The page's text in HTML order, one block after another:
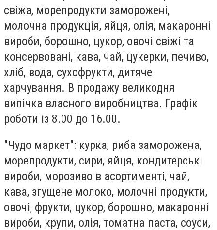
свіжа, морепродукти заморожені,
молочна продукція, яйця, олія, макаронні
вироби, борошно, цукор, овочі свіжі та
консервовані, кава, чай, цукерки, печиво,
хліб, вода, сухофрукти, дитяче
харчування. В продажу великодня
випічка власного виробництва. Графік
роботи із 8.00 до 16.00.
"Чудо маркет": курка, риба заморожена,
морепродукти, сири, яйця, кондитерські
вироби, морозиво в асортименті, чай,
кава, згущене молоко, молочні продукти,
овочі, фрукти, цукор, борошно, макаронні
вироби, крупи, олія, томатна паста, соуси,